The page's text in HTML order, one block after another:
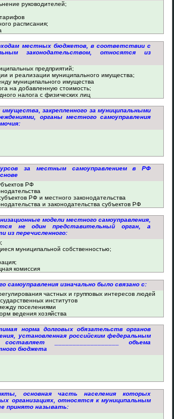
руководителей;
расписания;
местных бюджетов, в соответствии с
законодательством, относятся из
предприятий;
и реализации муниципального имущества;
муниципального имущества
на добавленную стоимость;
налога с физических лиц
закрепленного за муниципальными
органы местного самоуправления
за местным самоуправлением в РФ
РФ
РФ и местного законодательства
и законодательства субъектов РФ
модели местного самоуправления,
не один представительный орган, а
из перечисленного:
муниципальной собственностью;
комиссия
самоуправления изначально было связано с:
частных и групповых интересов людей
институтов
поселениями
ведения хозяйства
норма долговых обязательств органов
установленная российским федеральным
составляет __________________ объема
бюджета
основная часть населения которых
организациях, относятся к муниципальным
принято называть: